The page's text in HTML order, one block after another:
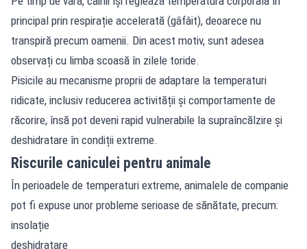
principal prin respirație accelerată (gâfâit), deoarece nu
transpiră precum oamenii. Din acest motiv, sunt adesea
observați cu limba scoasă în zilele toride.
Pisicile au mecanisme proprii de adaptare la temperaturi
ridicate, inclusiv reducerea activității și comportamente de
răcorire, însă pot deveni rapid vulnerabile la supraîncălzire și
deshidratare în condiții extreme.
Riscurile caniculei pentru animale
În perioadele de temperaturi extreme, animalele de companie
pot fi expuse unor probleme serioase de sănătate, precum:
insolație
deshidratare